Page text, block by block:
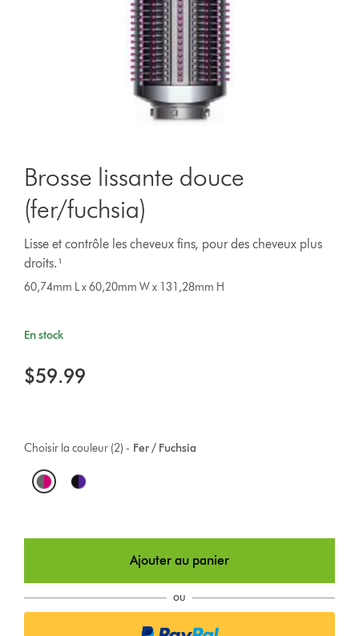
Brosse lissante douce
(fer/fuchsia)
Lisse et contrôle les cheveux fins, pour des cheveux plus
droits.¹
60,74mm L x 60,20mm W x 131,28mm H
En stock
$59.99
Fer / Fuchsia
Choisir la couleur (2) -
O
t
o
Ajouter au panier
ou